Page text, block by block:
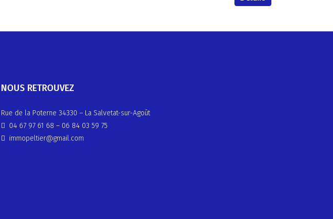
NOUS RETROUVEZ
Rue de la Poterne 34330 – La Salvetat-sur-Agoût
04 67 97 61 68 – 06 84 03 59 75
immopeltier@gmail.com